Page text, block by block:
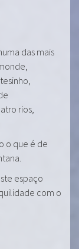
das mais
rios,
o que é de
espaço
com o